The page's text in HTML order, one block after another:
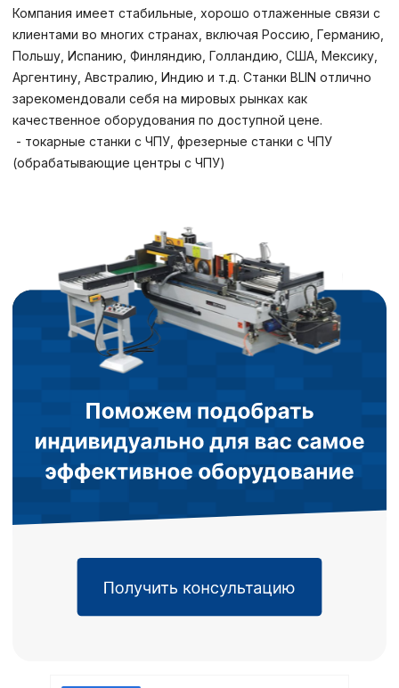
Компания имеет стабильные, хорошо отлаженные связи с
клиентами во многих странах, включая Россию, Германию,
Польшу, Испанию, Финляндию, Голландию, США, Мексику,
Аргентину, Австралию, Индию и т.д. Станки BLIN отлично
зарекомендовали себя на мировых рынках как
качественное оборудования по доступной цене.
- токарные станки с ЧПУ, фрезерные станки с ЧПУ
(обрабатывающие центры с ЧПУ)